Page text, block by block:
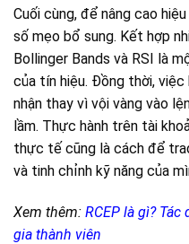
Cuối cùng, để nâng cao
số mẹo bổ sung. Kết hợp
Bollinger Bands và RSI là
của tín hiệu. Đồng thời,
nhận thay vì vội vàng vào
lầm. Thực hành trên tài
thực tế cũng là cách để
và tinh chỉnh kỹ năng của
Xem thêm: RCEP là gì?
gia thành viên